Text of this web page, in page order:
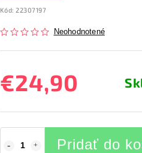
Kód: 22307197
Neohodnotené
€24,90
Pridať do